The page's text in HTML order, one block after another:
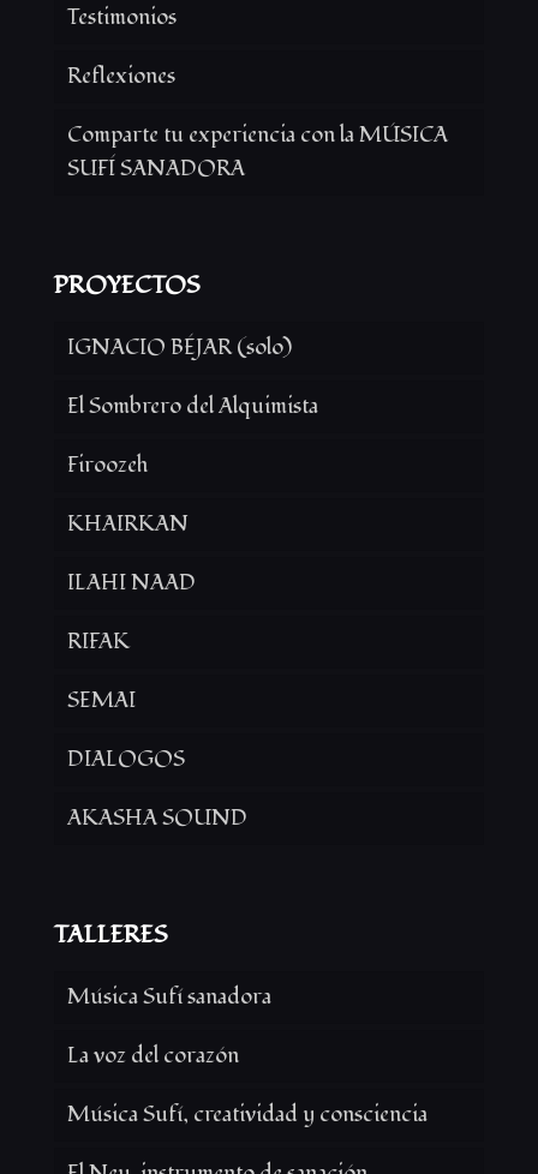
Testimonios
Reflexiones
Comparte tu experiencia con la MÚSICA
SUFÍ SANADORA
PROYECTOS
IGNACIO BÉJAR (solo)
El Sombrero del Alquimista
Firoozeh
KHAIRKAN
ILAHI NAAD
RIFAK
SEMAI
DIALOGOS
AKASHA SOUND
TALLERES
Música Sufí sanadora
La voz del corazón
Música Sufí, creatividad y consciencia